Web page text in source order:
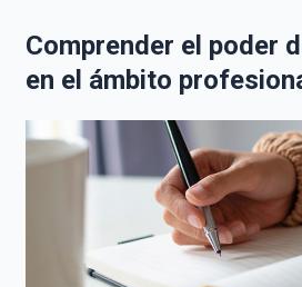
Comprender el poder
en el ámbito